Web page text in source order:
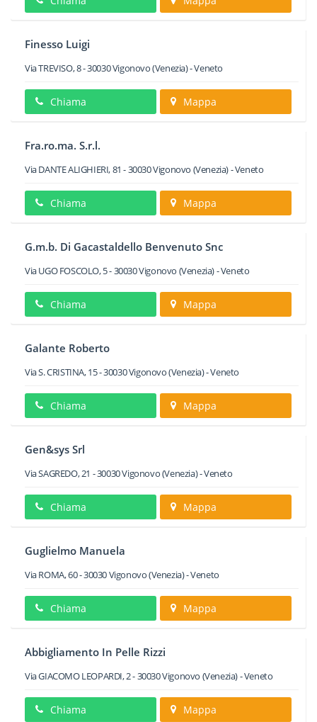
Finesso Luigi
Via TREVISO, 8-30030Vigonovo(Venezia) -Veneto
Chiama Mappa
Fra.ro.ma. S.r.l.
Via DANTE ALIGHIERI, 81 -30030Vigonovo (Venezia) -Veneto
Chiama Mappa
G.m.b. Di Gacastaldello Benvenuto Snc
Via UGO FOSCOLO, 5-30030Vigonovo (Venezia) -Veneto
Chiama Mappa
Galante Roberto
Via S. CRISTINA, 15-30030Vigonovo(Venezia) -Veneto
Chiama Mappa
Gen&sys Srl
Via SAGREDO, 21 -30030Vigonovo(Venezia) -Veneto
Chiama Mappa
Guglielmo Manuela
Via ROMA, 60-30030Vigonovo(Venezia) -Veneto
Chiama Mappa
Abbigliamento In Pelle Rizzi
Via GIACOMO LEOPARDI, 2-30030Vigonovo (Venezia) -Veneto
Chiama Mappa